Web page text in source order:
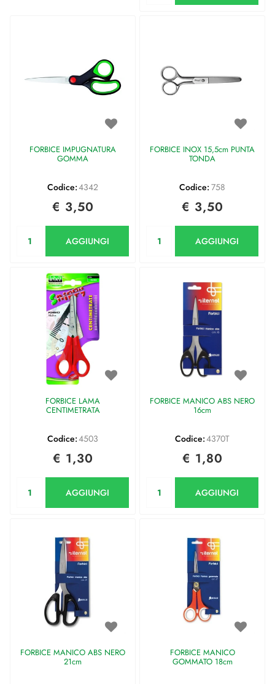
FORBICE IMPUGNATURA
GOMMA
Codice:4342
€ 3,50
AGGIUNGI
FORBICE INOX 15,5cm PUNTA
TONDA
Codice: 758
€ 3,50
AGGIUNGI
FORBICE LAMA
CENTIMETRATA
Codice:4503
€ 1,30
AGGIUNGI
FORBICE MANICO ABS NERO
16cm
Codice:4370T
€ 1,80
AGGIUNGI
FORBICE MANICO ABS NERO
21cm
FORBICE MANICO
GOMMATO 18cm